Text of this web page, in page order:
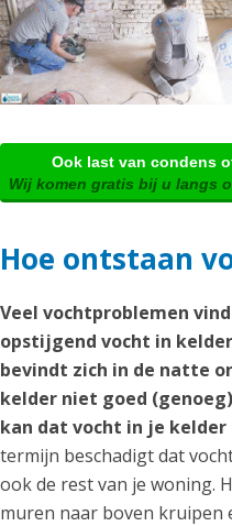
Ook last van condens
Wij komen gratis bij u langs
Hoe ontstaan
Veel vochtproblemen
opstijgend vocht in
bevindt zich in de natte
kelder niet goed
kan dat vocht in je
termijn beschadigt dat
ook de rest van je woning.
muren naar boven kruipen